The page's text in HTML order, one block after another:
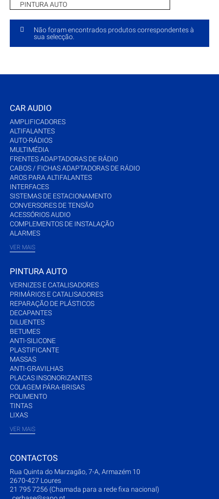
Não foram encontrados produtos correspondentes à
sua selecção.
PINTURA AUTO
CAR AUDIO
AMPLIFICADORES
ALTIFALANTES
AUTO-RÁDIOS
MULTIMÉDIA
FRENTES ADAPTADORAS DE RÁDIO
CABOS / FICHAS ADAPTADORAS DE RÁDIO
AROS PARA ALTIFALANTES
INTERFACES
SISTEMAS DE ESTACIONAMENTO
CONVERSORES DE TENSÃO
ACESSÓRIOS AUDIO
COMPLEMENTOS DE INSTALAÇÃO
ALARMES
VER MAIS
PINTURA AUTO
VERNIZES E CATALISADORES
PRIMÁRIOS E CATALISADORES
REPARAÇÃO DE PLÁSTICOS
DECAPANTES
DILUENTES
BETUMES
ANTI-SILICONE
PLASTIFICANTE
MASSAS
ANTI-GRAVILHAS
PLACAS INSONORIZANTES
COLAGEM PÁRA-BRISAS
POLIMENTO
TINTAS
LIXAS
VER MAIS
CONTACTOS
Rua Quinta do Marzagão, 7-A, Armazém 10
2670-427 Loures
21 795 7256 (Chamada para a rede fixa nacional)